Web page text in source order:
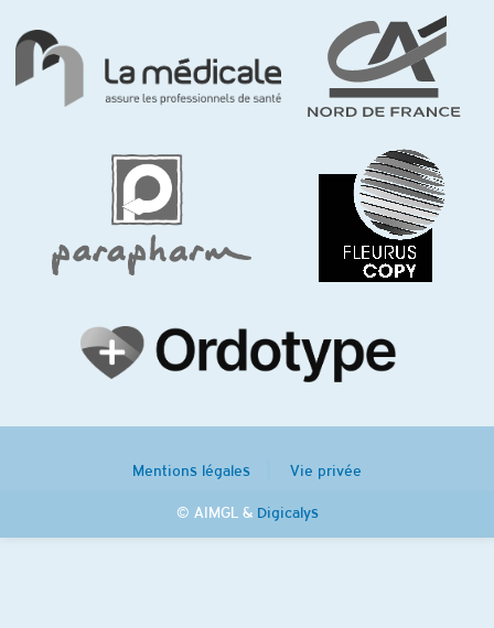
Mentions légales Vie privée
© AIMGL & Digicalys